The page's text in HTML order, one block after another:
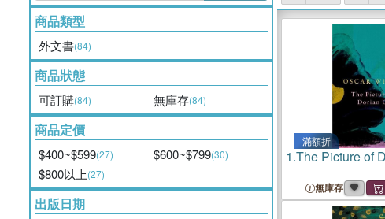
商品類型
外文書(84)
商品狀態
可訂購(84) 無庫存(84)
商品定價
$400~$599(27) $600~$799(30)
$800以上(27)
出版日期
滿額折
1.The Picture of
無庫存